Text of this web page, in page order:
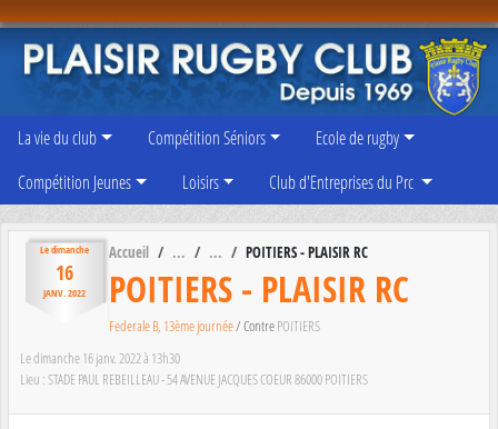
La vie du club Compétition Séniors
Ecole de rugby
Compétition Jeunes
Loisirs Club d'Entreprises du Prc
Ledimanche
16
JANV.2022
Accueil POITIERS - PLAISIR RC
POITIERS - PLAISIR RC
Federale B, 13ème journée/ ContrePOITIERS
Ledimanche16janv. 2022à 13h30
Lieu :STADE PAUL REBEILLEAU - 54 AVENUE JACQUES COEUR86000POITIERS
Panneau de gestion des cookies